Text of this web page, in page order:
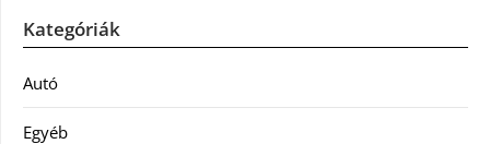
Kategóriák
Autó
Egyéb